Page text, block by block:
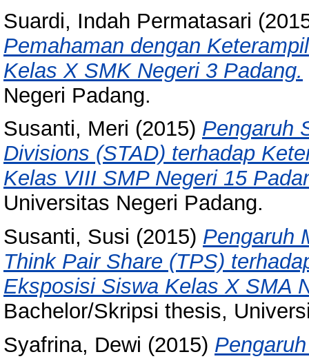
Suardi, Indah Permatasari
Pemahaman dengan
Kelas X SMK Negeri 3 Padang.
Negeri Padang.
Susanti, Meri (2015) Pengaruh
Divisions (STAD) terhadap
Kelas VIII SMP Negeri 15
Universitas Negeri Padang.
Susanti, Susi (2015) Pengaruh
Think Pair Share (TPS)
Eksposisi Siswa Kelas X SMA
Bachelor/Skripsi thesis,
Syafrina, Dewi (2015)